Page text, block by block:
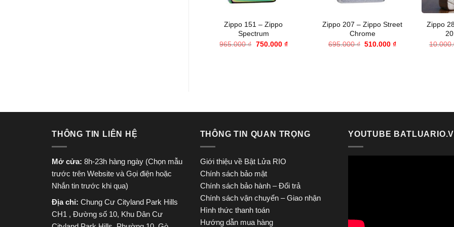
Zippo 151 – Zippo
Spectrum
965.000₫ Giá
750.000 ₫Giá
Zippo 207 – Zippo Street
Chrome
695.000₫ Giá
510.000₫Giá
Zippo
THÔNG TIN LIÊN HỆ
Mở cửa: 8h-23h hàng ngày (Chọn mẫu
trước trên Website và Gọi điện hoặc
Nhắn tin trước khi qua)
Địa chỉ: Chung Cư Cityland Park Hills
CH1 , Đường số 10, Khu Dân Cư
THÔNG TIN QUAN TRỌNG
Giới thiệu về Bật Lửa RIO
Chính sách bảo mật
Chính sách bảo hành – Đổi trả
Chính sách vận chuyển – Giao nhận
Hình thức thanh toán
Hướng dẫn mua hàng
YOUTUBE